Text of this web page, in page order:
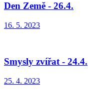
Den Země - 26.4.
16. 5. 2023
Smysly zvířat - 24.4.
25. 4. 2023